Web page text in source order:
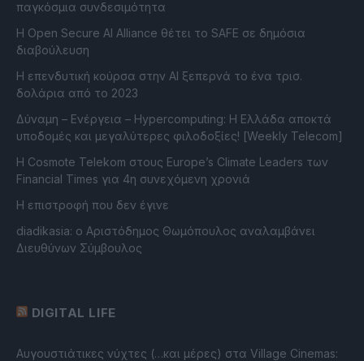
παγκόσμια συνδεσιμότητα
Η Open Secure AI Alliance θέτει το SAFE σε δημόσια
διαβούλευση
Η επενδυτική κούρσα στην AI ξεπερνά το ένα τρισ.
δολάρια από το 2023
Δύναμη – Ενέργεια – Ηypercomputing: Η Ελλάδα αποκτά
υποδομές και μεγαλύτερες φιλοδοξίες! [Weekly Telecom]
Η Cosmote Telekom στους Europe’s Climate Leaders των
Financial Times για 4η συνεχόμενη χρονιά
Η επιστροφή που δεν έγινε
diadikasia: ο Αριστόδημος Θωμόπουλος αναλαμβάνει
Διευθύνων Σύμβουλος
DIGITAL LIFE
Αυγουστιάτικες νύχτες (…και μέρες) στα Village Cinemas: